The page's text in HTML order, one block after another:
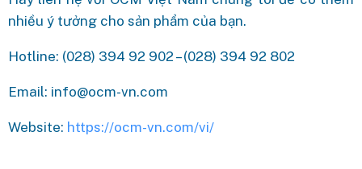
nhiều ý tưởng cho sản phẩm của bạn.
Hotline: (028) 394 92 902 – (028) 394 92 802
Email: info@ocm-vn.com
Website: https://ocm-vn.com/vi/